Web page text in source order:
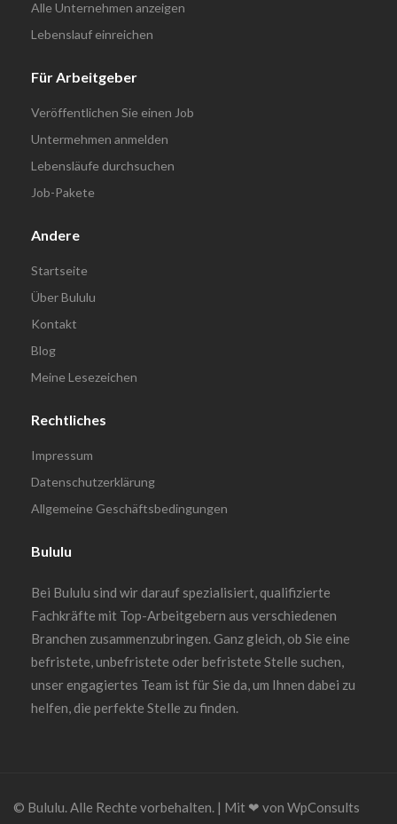
Alle Unternehmen anzeigen
Lebenslauf einreichen
Für Arbeitgeber
Veröffentlichen Sie einen Job
Untermehmen anmelden
Lebensläufe durchsuchen
Job-Pakete
Andere
Startseite
Über Bululu
Kontakt
Blog
Meine Lesezeichen
Rechtliches
Impressum
Datenschutzerklärung
Allgemeine Geschäftsbedingungen
Bululu
Bei Bululu sind wir darauf spezialisiert, qualifizierte
Fachkräfte mit Top-Arbeitgebern aus verschiedenen
Branchen zusammenzubringen. Ganz gleich, ob Sie eine
befristete, unbefristete oder befristete Stelle suchen,
unser engagiertes Team ist für Sie da, um Ihnen dabei zu
helfen, die perfekte Stelle zu finden.
© Bululu. Alle Rechte vorbehalten. | Mit ❤︎ von WpConsults